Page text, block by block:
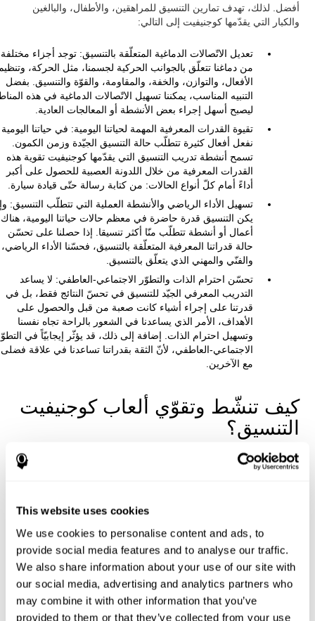
This website uses cookies
We use cookies to personalise content and ads, to
provide social media features and to analyse our traffic.
We also share information about your use of our site with
our social media, advertising and analytics partners who
may combine it with other information that you’ve
provided to them or that they’ve collected from your use
أفضل. لذلك، تهدف تمارين التنسيق للمراهقين، والأطفال، والبالغين
والكبار التي يقدّمها كوجنيفيت إلى التالي:
تعديل الاتّصالات الدماغية المتعلّقة بالتنسيق: توجد أجزاء مختلفة
من دماغنا تتعلّق بالجوانب الحركية لجسمنا، مثل الحركة،
الأفعال، والتوازن، والخفة، والمقاومة، والقوّة والتنسيق. بفضل
التنبيه المناسب، يمكننا تسهيل الاتّصالات الدماغية في هذه
ليصبح أسهل إجراء بعض الأنشطة أو المعالجات العادية.
تقيوة القدرات المعرفية المهمة لحياتنا اليومية: في حياتنا اليومية
نفعل أفعال كثيرة تتطلّب حالة التنسيق الجيّدة وزمن الكمون.
تسمح أنشطة تدريب التنسيق التي يقدّمها كوجنيفيت تقوية هذه
القدرات المعرفية من خلال اللدونة العصبية للحصول على أكبر
أداءً أمام كلّ أنواع الحالات: من كتابة رسالة حتّى قيادة سيارة.
تسهيل الأداء الرياضي والأنشطة العملية التي تتطلّب التنسيق:
يكن التنسيق قدرة حاضرة في معظم حالات حياتنا اليومية، هناك
أعمال أو أنشطة تتطلّب منّا أكثر تنسيقا. إذا حصلنا على تحسّن
حالة قدراتنا المعرفية المتعلّقة بالتنسيق، فحسّنا الأداء الرياضي،
والفنّي والمهني الذي يتعلّق بالتنسيق.
تحسّن احترام الذات والتطوّر الاجتماعي-العاطفي: لا يساعد
التدريب المعرفي الجيّد للتنسيق في تحسّ النتائج فقط، بل في
قدرتنا على إجراء أشياء كانت صعبة من قبل والحصول على
الأهداف، الأمر الذي يساعدنا في الشعور بالراحة تجاه نفسنا
وتسهيل احترام الذات. إضافة إلى ذلك، قد يؤثّر إيجابيّاً في
الاجتماعي-العاطفي، لأنّ الثقة بقدراتنا تساعدنا في علاقة فضلى
مع الآخرين.
كيف تنشّط وتقوّي ألعاب كوجنيفيت
التنسيق؟
إنّ تدريب التنسيق الذي يقدّمه كوجنيفيت هو تحدّ دماغيّ يتكيّف لحالتنا
الحالية ويتّجه إلى المساعدة في تعويض ضروراتنا الخاصة. عندما نحاول
للتكيّف للمطلبات المعرفية لتدريب كوجنيفيت للتنسيق، يحسّن الدماغ
اتصالاته من خلال اللدونة العصبية. إنّ اللدونة العصبية تقنية تكيفّية
للدماغنا التي من التنبيه المتلقي تسمح له تعديل بعض جوانب تركيبه.
تسهّل هذه التغييرات الصغيرة لدماغنا إعطاء أفضل جوابا أمام الحالات
المتكرّرة.
هكذا، بفضل التنبيه المناسب، يمكن دماغنا إعطاء جواب اكثر فعالية
أمام مهام تدريب كوجنيفيت للتنسيق. بالتكيّف لمتطلبات مهام التنبيه